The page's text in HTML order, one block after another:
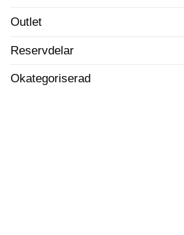
Outlet
Reservdelar
Okategoriserad